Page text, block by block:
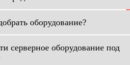
оборудование?
серверное оборудование под